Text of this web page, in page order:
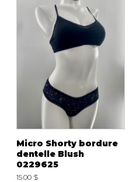
Micro Shorty bordure
dentelle Blush
0229625
15.00 $